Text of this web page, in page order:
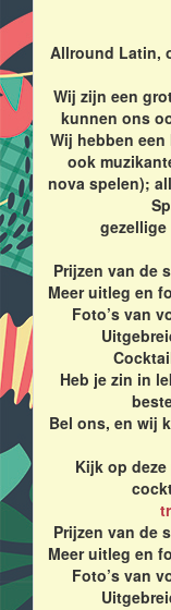
Allround Latin,
Wij zijn een
kunnen ons
Wij hebben
ook
nova spelen);
Prijzen van de
Meer uitleg en
Foto’s van
Heb je zin in
Bel ons, en wij
Kijk op
Prijzen van de
Meer uitleg en
Foto’s van